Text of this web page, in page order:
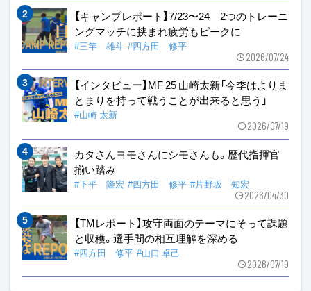
【キャンプレポート】7/23〜24 2つのトレーニ
ングマッチに挟まれ疲労もピークに
#三竿 雄斗 #四方田 修平
2026/07/24
【インタビュー】MF 25 山崎太新「今季はよりま
とまりを持って戦うことが出来ると思う」
#山崎 太新
2026/07/19
カタさんヨモさんにシモさんも。歴代指揮官
揃い踏み
#下平 隆宏 #四方田 修平 #片野坂 知宏
2026/04/30
【TMレポート】攻守両面のテーマにそって課題
と収穫。選手間の相互理解を深める
#四方田 修平 #山口 卓己
2026/07/19